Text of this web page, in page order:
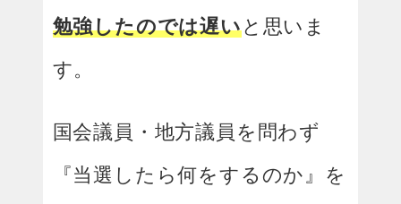
勉強したのでは遅いと思いま
す。
国会議員・地方議員を問わず
『当選したら何をするのか』を